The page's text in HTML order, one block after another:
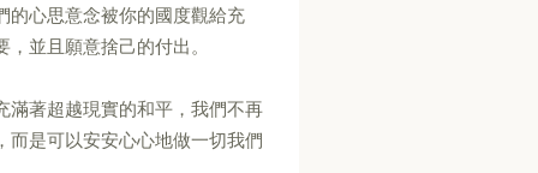
的心思意念被你的國度觀給充
並且願意捨己的付出。
滿著超越現實的和平，我們不再
而是可以安安心心地做一切我們